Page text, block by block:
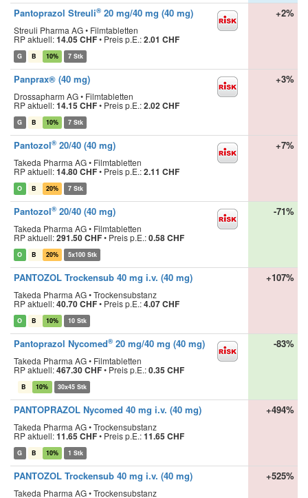
Pantoprazol Streuli® 20 mg/40 mg (40 mg)
Streuli Pharma AG • Filmtabletten
RP aktuell:14.05 CHF• Preis p.E.:2.01 CHF
G B 10% 7 Stk
+2%
Panprax® (40 mg)
Drossapharm AG • Filmtabletten
RP aktuell:14.15 CHF• Preis p.E.:2.02 CHF
G B 10% 7 Stk
+3%
Pantozol® 20/40 (40 mg)
Takeda Pharma AG • Filmtabletten
RP aktuell:14.80 CHF• Preis p.E.:2.11 CHF
O B 20% 7 Stk
+7%
Pantozol® 20/40 (40 mg)
Takeda Pharma AG • Filmtabletten
RP aktuell:291.50 CHF• Preis p.E.:0.58 CHF
O B 20% 5x100 Stk
-71%
PANTOZOL Trockensub 40 mg i.v. (40 mg)
Takeda Pharma AG • Trockensubstanz
RP aktuell:40.70 CHF• Preis p.E.:4.07 CHF
O B 10% 10 Stk
+107%
Pantoprazol Nycomed® 20 mg/40 mg (40 mg)
Takeda Pharma AG • Filmtabletten
RP aktuell:467.30 CHF• Preis p.E.:0.35 CHF
B 10% 30x45 Stk
-83%
PANTOPRAZOL Nycomed 40 mg i.v. (40 mg)
Takeda Pharma AG • Trockensubstanz
RP aktuell:11.65 CHF• Preis p.E.:11.65 CHF
G B 10% 1 Stk
+494%
PANTOZOL Trockensub 40 mg i.v. (40 mg)
Takeda Pharma AG • Trockensubstanz
+525%